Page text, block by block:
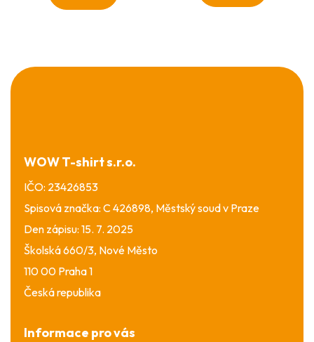
Z
á
WOW T-shirt s.r.o.
IČO: 23426853
Spisová značka: C 426898, Městský soud v Praze
Den zápisu: 15. 7. 2025
Školská 660/3, Nové Město
110 00 Praha 1
Česká republika
Informace pro vás